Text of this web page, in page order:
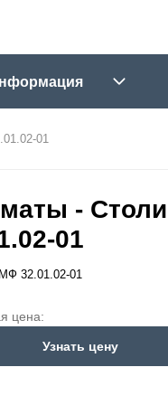
01
-
01
МФ 32.01.02-01
цена:
Узнать цену